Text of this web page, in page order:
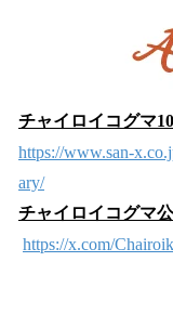
チャイロイコグマ
https://www.san-
ary/
チャイロイコグマ
https://x.com/